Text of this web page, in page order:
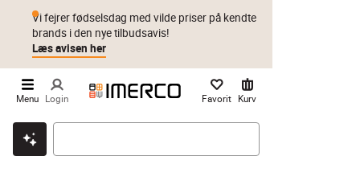
Klik & hent Byt i 1 år Prismatch
Vi fejrer fødselsdag med vilde priser på kendte
brands i den nye tilbudsavis!
Læs avisen her
Menu Login Favorit Kurv